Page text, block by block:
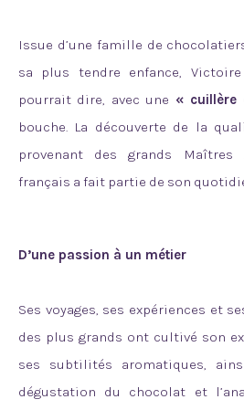
Issue d’une famille de
sa plus tendre enfance,
pourrait dire, avec une « cuillère
bouche. La découverte de la
provenant des grands Maîtres
français a fait partie de son
D’une passion à un métier
Ses voyages, ses expériences et
des plus grands ont cultivé son
ses subtilités aromatiques,
dégustation du chocolat et